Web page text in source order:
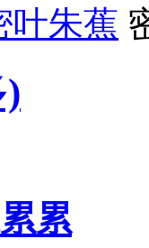
叶朱蕉
累